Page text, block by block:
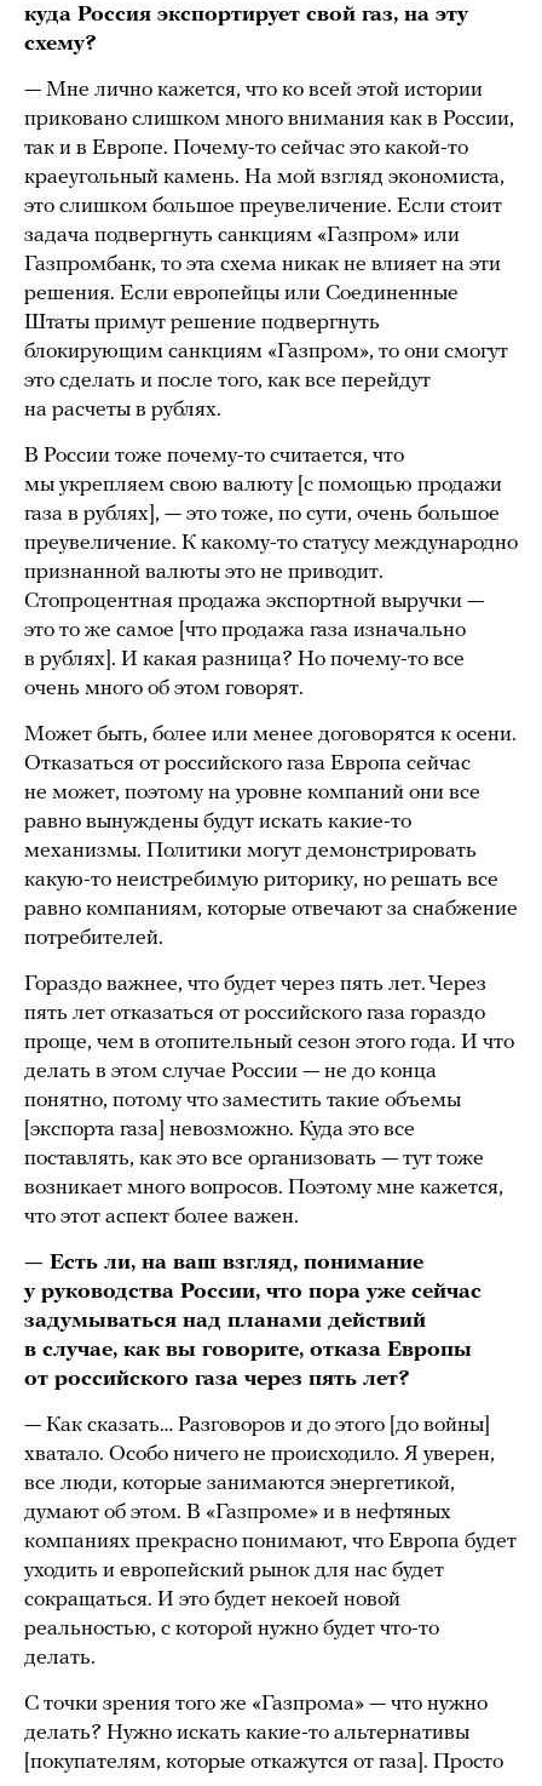
куда Россия экспортирует свой газ, на эту
схему?
— Мне лично кажется, что ко всей этой истории
приковано слишком много внимания как в России,
так и в Европе. Почему-то сейчас это какой-то
краеугольный камень. На мой взгляд экономиста,
это слишком большое преувеличение. Если стоит
задача подвергнуть санкциям «Газпром» или
Газпромбанк, то эта схема никак не влияет на эти
решения. Если европейцы или Соединенные
Штаты примут решение подвергнуть
блокирующим санкциям «Газпром», то они смогут
это сделать и после того, как все перейдут
на расчеты в рублях.
В России тоже почему-то считается, что
мы укрепляем свою валюту [с помощью продажи
газа в рублях], — это тоже, по сути, очень большое
преувеличение. К какому-то статусу международно
признанной валюты это не приводит.
Стопроцентная продажа экспортной выручки —
это то же самое [что продажа газа изначально
в рублях]. И какая разница? Но почему-то все
очень много об этом говорят.
Может быть, более или менее договорятся к осени.
Отказаться от российского газа Европа сейчас
не может, поэтому на уровне компаний они все
равно вынуждены будут искать какие-то
механизмы. Политики могут демонстрировать
какую-то неистребимую риторику, но решать все
равно компаниям, которые отвечают за снабжение
потребителей.
Гораздо важнее, что будет через пять лет. Через
пять лет отказаться от российского газа гораздо
проще, чем в отопительный сезон этого года. И что
делать в этом случае России — не до конца
понятно, потому что заместить такие объемы
[экспорта газа] невозможно. Куда это все
поставлять, как это все организовать — тут тоже
возникает много вопросов. Поэтому мне кажется,
что этот аспект более важен.
— Есть ли, на ваш взгляд, понимание
у руководства России, что пора уже сейчас
задумываться над планами действий
в случае, как вы говорите, отказа Европы
от российского газа через пять лет?
— Как сказать… Разговоров и до этого [до войны]
хватало. Особо ничего не происходило. Я уверен,
все люди, которые занимаются энергетикой,
думают об этом. В «Газпроме» и в нефтяных
компаниях прекрасно понимают, что Европа будет
уходить и европейский рынок для нас будет
сокращаться. И это будет некоей новой
реальностью, с которой нужно будет что-то
делать.
С точки зрения того же «Газпрома» — что нужно
делать? Нужно искать какие-то альтернативы
[покупателям, которые откажутся от газа]. Просто